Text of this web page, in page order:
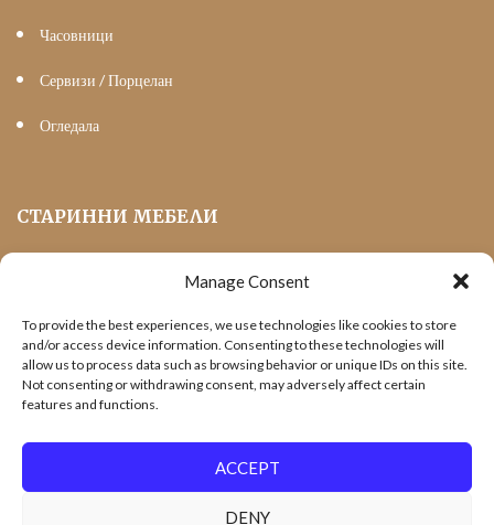
Manage Consent
To provide the best experiences, we use technologies like cookies to store
and/or access device information. Consenting to these technologies will
allow us to process data such as browsing behavior or unique IDs on this site.
Not consenting or withdrawing consent, may adversely affect certain
features and functions.
ACCEPT
DENY
Часовници
Сервизи / Порцелан
Огледала
СТАРИННИ МЕБЕЛИ
Трапезни маси и столове
Шкафове и витрини